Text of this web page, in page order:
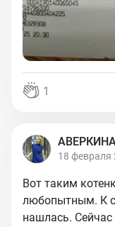
1
18 февраля
Вот таким
любопытным. К
нашлась. Сейчас